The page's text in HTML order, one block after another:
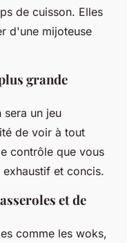
de cuisson. Elles
d'une mijoteuse
grande
sera un jeu
de voir à tout
contrôle que vous
et concis.
et de
comme les woks,